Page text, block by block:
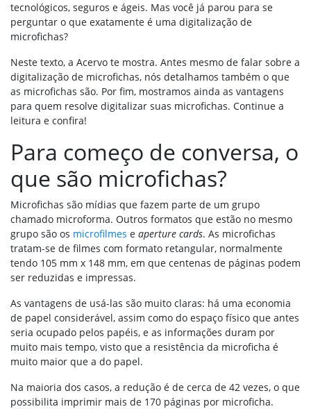
tecnológicos, seguros e ágeis. Mas você já parou para se
perguntar o que exatamente é uma digitalização de
microfichas?
Neste texto, a Acervo te mostra. Antes mesmo de falar sobre a
digitalização de microfichas, nós detalhamos também o que
as microfichas são. Por fim, mostramos ainda as vantagens
para quem resolve digitalizar suas microfichas. Continue a
leitura e confira!
Para começo de conversa, o
que são microfichas?
Microfichas são mídias que fazem parte de um grupo
chamado microforma. Outros formatos que estão no mesmo
grupo são os microfilmes e aperture cards. As microfichas
tratam-se de filmes com formato retangular, normalmente
tendo 105 mm x 148 mm, em que centenas de páginas podem
ser reduzidas e impressas.
As vantagens de usá-las são muito claras: há uma economia
de papel considerável, assim como do espaço físico que antes
seria ocupado pelos papéis, e as informações duram por
muito mais tempo, visto que a resistência da microficha é
muito maior que a do papel.
Na maioria dos casos, a redução é de cerca de 42 vezes, o que
possibilita imprimir mais de 170 páginas por microficha.